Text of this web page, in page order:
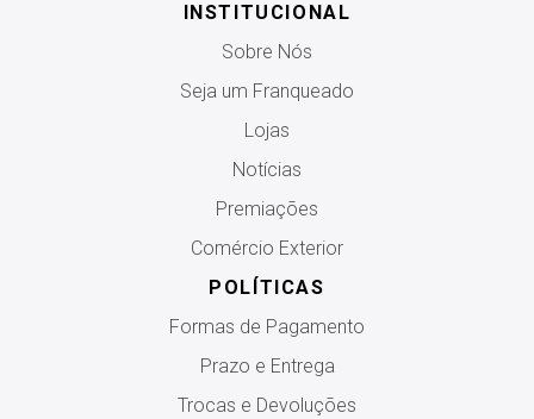
INSTITUCIONAL
Sobre Nós
Seja um Franqueado
Lojas
Notícias
Premiações
Comércio Exterior
POLÍTICAS
Formas de Pagamento
Prazo e Entrega
Trocas e Devoluções